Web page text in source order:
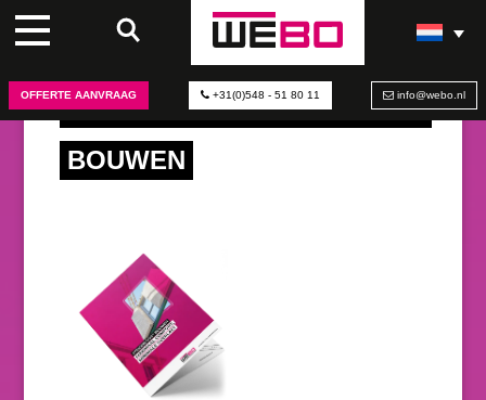
OFFERTE AANVRAAG +31(0)548 - 51 80 11 info@webo.nl
BROCHURE STEIGERLOOS®
BOUWEN